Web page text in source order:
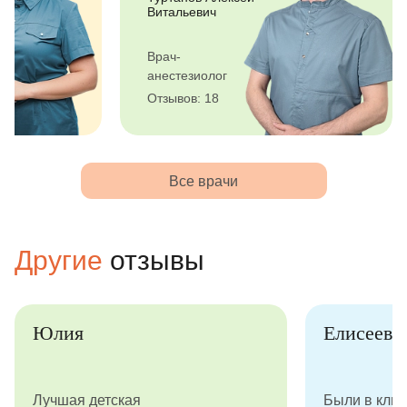
Витальевич
Врач-
анестезиолог
Отзывов: 18
Все врачи
Другие отзывы
Юлия
Лучшая детская
Были в